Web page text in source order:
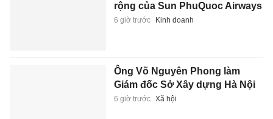
rộng của Sun PhuQuoc Airways
6 giờ trước Kinh doanh
Ông Võ Nguyên Phong làm
Giám đốc Sở Xây dựng Hà Nội
6 giờ trước Xã hội